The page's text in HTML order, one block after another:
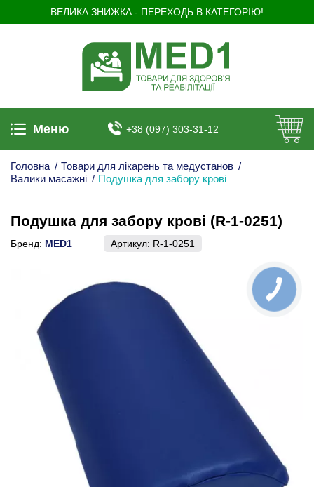
ВЕЛИКА ЗНИЖКА - ПЕРЕХОДЬ В КАТЕГОРІЮ!
Меню +38 (097) 303-31-12
Головна / Товари для лікарень та медустанов /
Валики масажні / Подушка для забору крові
Подушка для забору крові (R-1-0251)
Бренд: MED1 Артикул: R-1-0251